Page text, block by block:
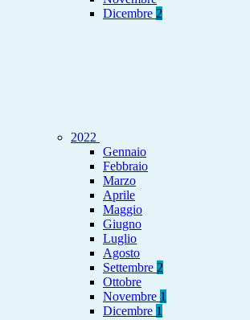
Dicembre 2
2022
Gennaio
Febbraio
Marzo
Aprile
Maggio
Giugno
Luglio
Agosto
Settembre 2
Ottobre
Novembre 1
Dicembre 1